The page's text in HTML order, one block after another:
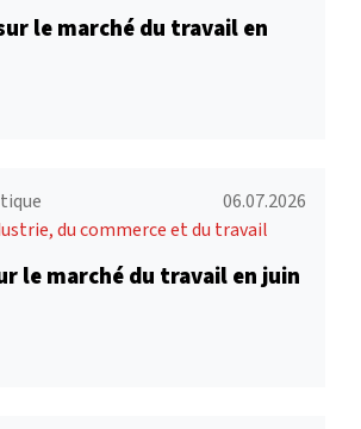
le marché du travail en
06.07.2026
du commerce et du travail
le marché du travail en juin